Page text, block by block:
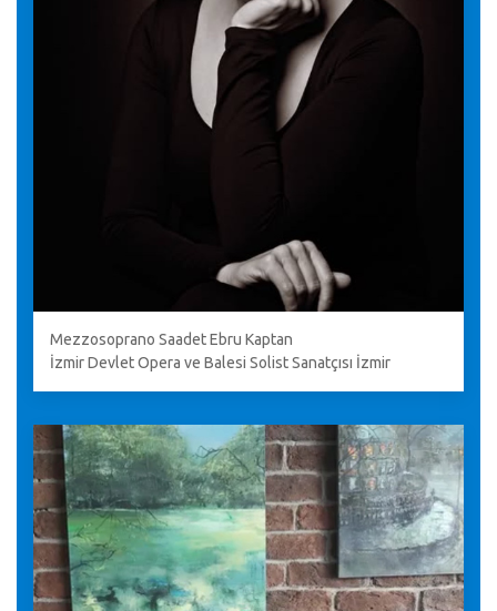
Mezzosoprano Saadet Ebru Kaptan
İzmir Devlet Opera ve Balesi Solist Sanatçısı İzmir